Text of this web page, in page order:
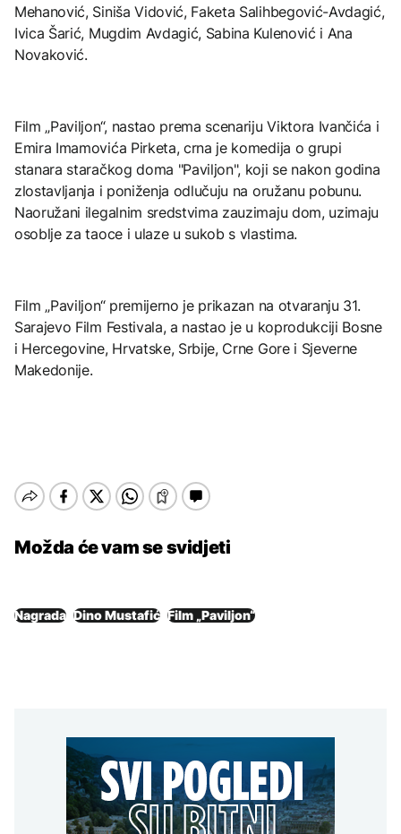
Mehanović, Siniša Vidović, Faketa Salihbegović-Avdagić,
Ivica Šarić, Mugdim Avdagić, Sabina Kulenović i Ana
Novaković.
Film „Paviljon“, nastao prema scenariju Viktora Ivančića i
Emira Imamovića Pirketa, crna je komedija o grupi
stanara staračkog doma "Paviljon", koji se nakon godina
zlostavljanja i poniženja odlučuju na oružanu pobunu.
Naoružani ilegalnim sredstvima zauzimaju dom, uzimaju
osoblje za taoce i ulaze u sukob s vlastima.
Film „Paviljon“ premijerno je prikazan na otvaranju 31.
Sarajevo Film Festivala, a nastao je u koprodukciji Bosne
i Hercegovine, Hrvatske, Srbije, Crne Gore i Sjeverne
Makedonije.
Možda će vam se svidjeti
Nagrada Dino Mustafić Film „Paviljon“